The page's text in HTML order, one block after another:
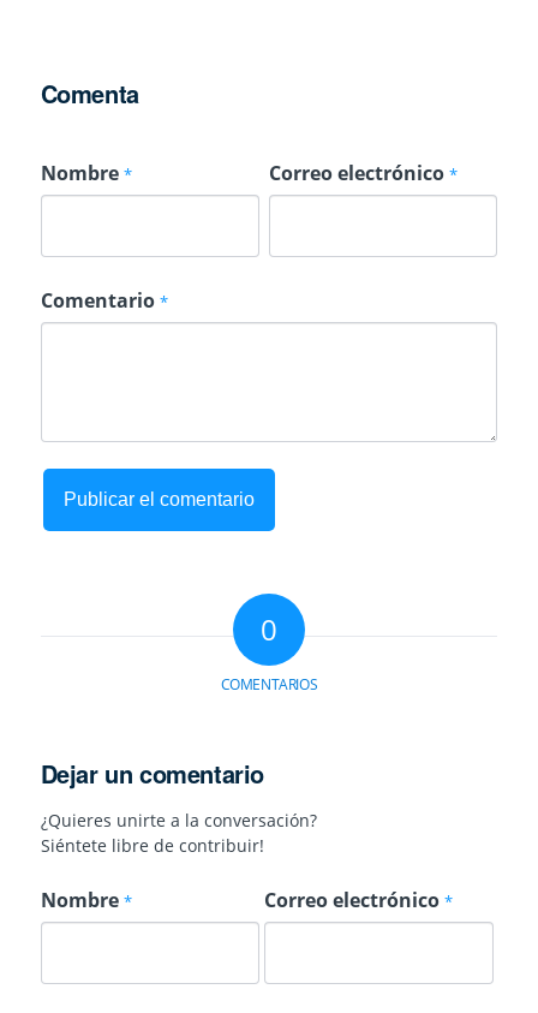
Comenta
Nombre * Correo electrónico *
Comentario *
0
COMENTARIOS
Dejar un comentario
¿Quieres unirte a la conversación?
Siéntete libre de contribuir!
Nombre * Correo electrónico*